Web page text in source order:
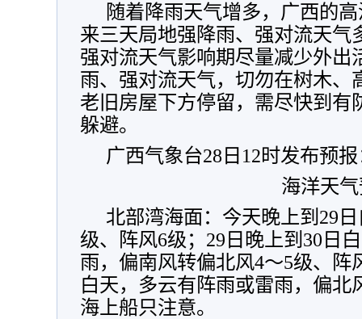
随着降雨天气增多，广西的
来三天局地强降雨、强对流天气
强对流天气影响期尽量减少外出
雨、强对流天气，切勿在树木、
老旧房屋下方停留，需尽快到有
躲避。
广西气象台28日12时发布预
海洋天
北部湾海面：今天晚上到29
级、阵风6级；29日晚上到30日
雨，偏南风转偏北风4～5级、阵
白天，多云有阵雨或雷雨，偏北
海上船只注意。